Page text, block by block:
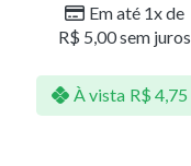
Em até 1x de
R$ 5,00sem juros
À vista R$ 4,75